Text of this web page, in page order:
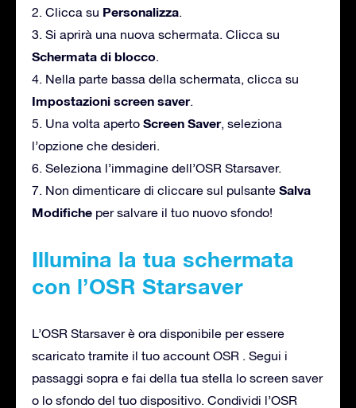
2. Clicca su Personalizza
3. Si aprirà una nuova schermata. Clicca su
Schermata di blocco
4. Nella parte bassa della schermata, clicca su
Impostazioni screen saver.
5. Una volta aperto Screen Saver, seleziona
l’opzione che desideri.
6. Seleziona l’immagine dell’OSR Starsaver.
7. Non dimenticare di cliccare sul pulsante Salva
Modifiche per salvare il tuo nuovo sfondo!
Illumina la tua schermata
con l’OSR Starsaver
L’OSR Starsaver è ora disponibile per essere
scaricato tramite il tuo account OSR . Segui i
passaggi sopra e fai della tua stella lo screen saver
o lo sfondo del tuo dispositivo. Condividi l’OSR